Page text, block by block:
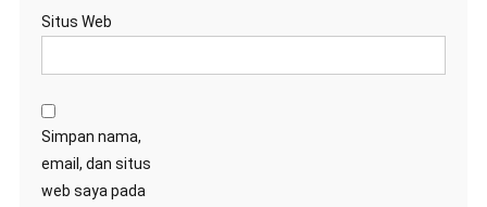
Situs Web
Simpan nama,
email, dan situs
web saya pada